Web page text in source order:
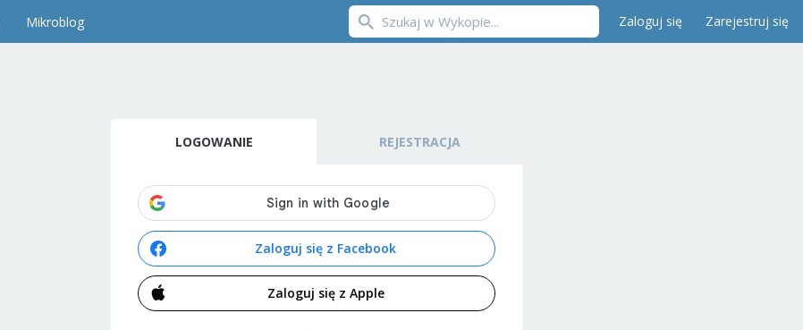
Mikroblog Zaloguj się Zarejestruj się
LOGOWANIE REJESTRACJA
Zaloguj się z Facebook
Zaloguj się z Apple